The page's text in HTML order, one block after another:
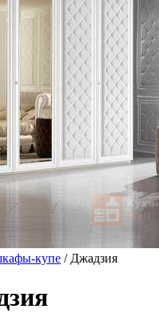
купе / Джадзия